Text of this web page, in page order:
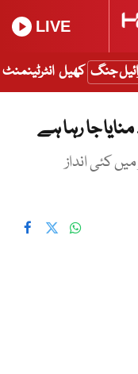
LIVE
جنگ کھیل انٹرٹینمنٹ
جا رہا ہے
میں کئی انداز